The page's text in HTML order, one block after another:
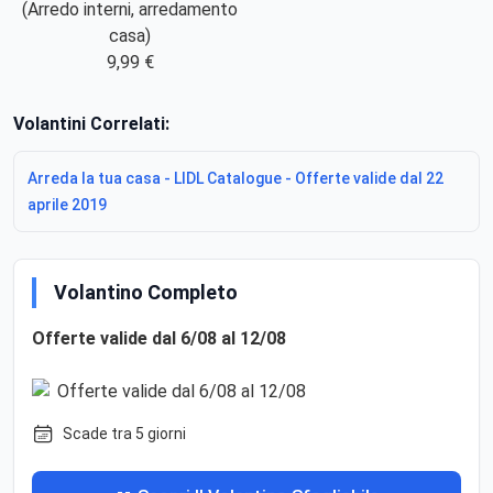
(Arredo interni, arredamento
casa)
9,99 €
Volantini Correlati:
Arreda la tua casa - LIDL Catalogue - Offerte valide dal 22
aprile 2019
Volantino Completo
Offerte valide dal 6/08 al 12/08
Scade tra 5 giorni